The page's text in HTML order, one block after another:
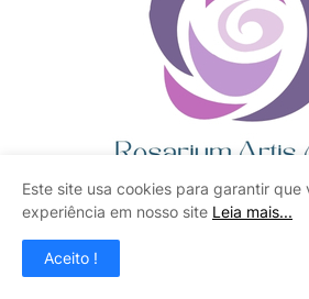
Este site usa cookies para garantir que
experiência em nosso site Leia mais...
Aceito !